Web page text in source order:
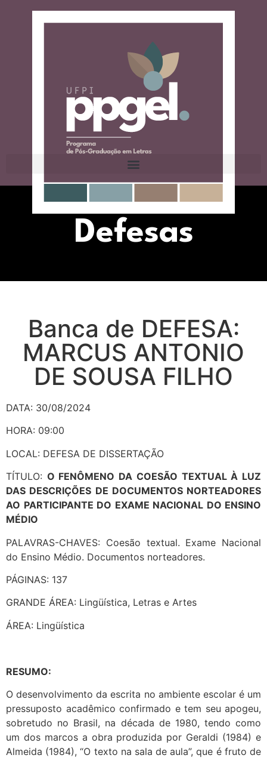
Defesas
Banca de DEFESA:
MARCUS ANTONIO
DE SOUSA FILHO
DATA: 30/08/2024
HORA: 09:00
LOCAL: DEFESA DE DISSERTAÇÃO
TÍTULO: O FENÔMENO DA COESÃO TEXTUAL À LUZ
DAS DESCRIÇÕES DE DOCUMENTOS NORTEADORES
AO PARTICIPANTE DO EXAME NACIONAL DO ENSINO
MÉDIO
PALAVRAS-CHAVES: Coesão textual. Exame Nacional
do Ensino Médio. Documentos norteadores.
PÁGINAS: 137
GRANDE ÁREA: Lingüística, Letras e Artes
ÁREA: Lingüística
RESUMO:
O desenvolvimento da escrita no ambiente escolar é um
pressuposto acadêmico confirmado e tem seu apogeu,
sobretudo no Brasil, na década de 1980, tendo como
um dos marcos a obra produzida por Geraldi (1984) e
Almeida (1984), “O texto na sala de aula”, que é fruto de